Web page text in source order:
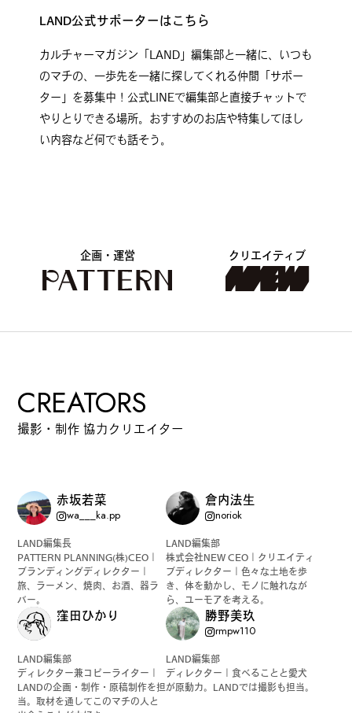
LAND公式サポーターはこちら
カルチャーマガジン「LAND」編集部と一緒に、いつも
のマチの、一歩先を一緒に探してくれる仲間「サポー
ター」を募集中！公式LINEで編集部と直接チャットで
やりとりできる場所。おすすめのお店や特集してほし
い内容など何でも話そう。
企画・運営 クリエイティブ
CREATORS
撮影・制作 協力クリエイター
赤坂若菜
wa___ka.pp
LAND編集長
PATTERN PLANNING(株)CEO｜
ブランディングディレクター｜
旅、ラーメン、焼肉、お酒、器ラ
バー。
倉内法生
noriok
LAND編集部
株式会社NEW CEO｜クリエイティ
ブディレクター｜色々な土地を歩
き、体を動かし、モノに触れなが
ら、ユーモアを考える。
窪田ひかり
LAND編集部
ディレクター兼コピーライター｜
LANDの企画・制作・原稿制作を担
当。取材を通してこのマチの人と
勝野美玖
rmpw110
LAND編集部
ディレクター｜食べることと愛犬
が原動力。LANDでは撮影も担当。